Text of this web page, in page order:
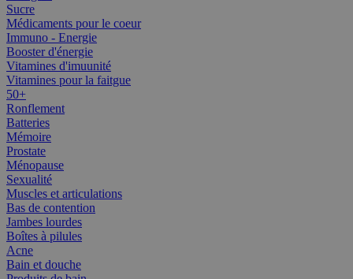
Sucre
Médicaments pour le coeur
Immuno - Energie
Booster d'énergie
Vitamines d'imuunité
Vitamines pour la faitgue
50+
Ronflement
Batteries
Mémoire
Prostate
Ménopause
Sexualité
Muscles et articulations
Bas de contention
Jambes lourdes
Boîtes à pilules
Acne
Bain et douche